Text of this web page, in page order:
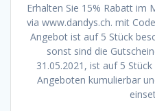
Erhalten Sie 15% Rabatt im
via www.dandys.ch. mit
Angebot ist auf 5 Stück
sonst sind die
31.05.2021, ist auf 5
Angeboten kumulierbar